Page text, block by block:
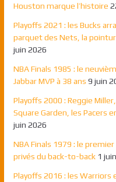
Houston marque l’histoire
Playoffs 2021 : les Bucks
parquet des Nets, la
juin 2026
NBA Finals 1985 : le
Jabbar MVP à 38 ans 9 juin
Playoffs 2000 : Reggie
Square Garden, les Pacers
juin 2026
NBA Finals 1979 : le
privés du back-to-back 1
Playoffs 2016 : les Warriors